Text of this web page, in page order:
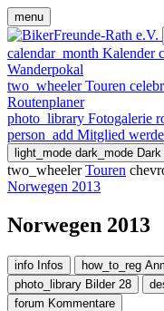
menu
calendar_month Kalender
Wanderpokal
two_wheeler Touren
Routenplaner
photo_library Fotogalerie
person_add Mitglied
light_mode dark_mode
two_wheeler Touren
Norwegen 2013
Norwegen 2013
info Infos how_to_reg
photo_library Bilder 28
forum Kommentare